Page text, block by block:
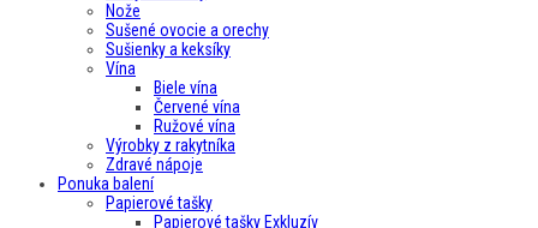
Nože
Sušené ovocie a orechy
Sušienky a keksíky
Vína
Biele vína
Červené vína
Ružové vína
Výrobky z rakytníka
Zdravé nápoje
Ponuka balení
Papierové tašky
Papierové tašky Exkluzív